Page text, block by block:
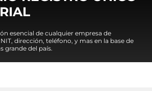
esencial de cualquier empresa de
dirección, teléfono, y mas en la base de
grande del país.